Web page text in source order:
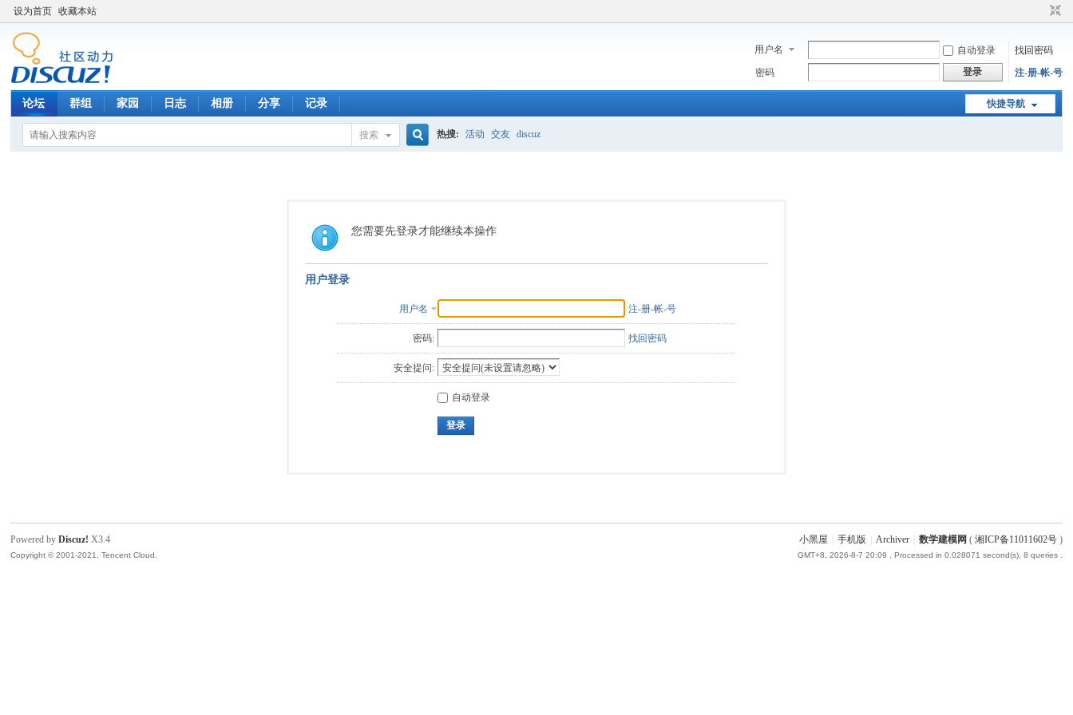
设为首页 收藏本站
用户名 自动登录
找回密码
密码
登录 注-册-帐-号
快捷导航
论坛 群组 家园 日志 相册 分享 记录
搜索
索
热搜: 活动 交友 discuz
您需要先登录才能继续本操作
用户登录
用户名 注-册-帐-号
密码: 找回密码
安全提问:
自动登录
登录
小黑屋 手机版 Archiver 数学建模网 ( 湘ICP备11011602号)
GMT+8, 2026-8-7 20:09 , Processed in 0.028071 second(s), 8 queries .
Powered byDiscuz! X3.4
Copyright © 2001-2021, Tencent Cloud.